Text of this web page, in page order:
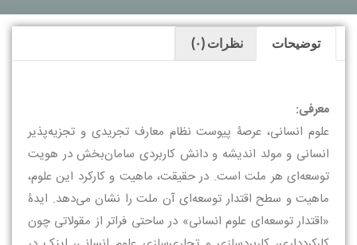
توضیحات نظرات (۰)
معرفی:
علوم انسانی، عرصۀ پیوست نظام معارف تجریدی و تجزیه‌پذیر
انسانی و مولد اندیشه و دانش کاربردی سامان‌بخش در هویت
توسعه‌ای هر ملت است. در حقیقت، ماهیت و کارکرد این علوم،
ماهیت و سطح اقتدار توسعه‌ای آن ملت را نشان می‌دهد. ایدۀ
«اقتدار توسعه‌ای علوم انسانی» در ساحتی فراتر از مقولاتی چون